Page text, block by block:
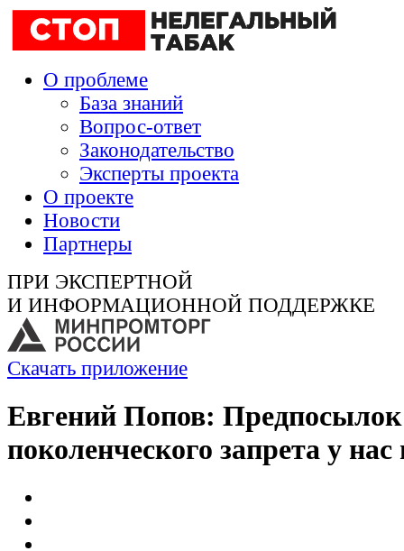
О проблеме
База знаний
Вопрос-ответ
Законодательство
Эксперты проекта
О проекте
Новости
Партнеры
ПРИ ЭКСПЕРТНОЙ
И ИНФОРМАЦИОННОЙ ПОДДЕРЖКЕ
Скачать приложение
Евгений Попов:
поколенческого запрета у нас